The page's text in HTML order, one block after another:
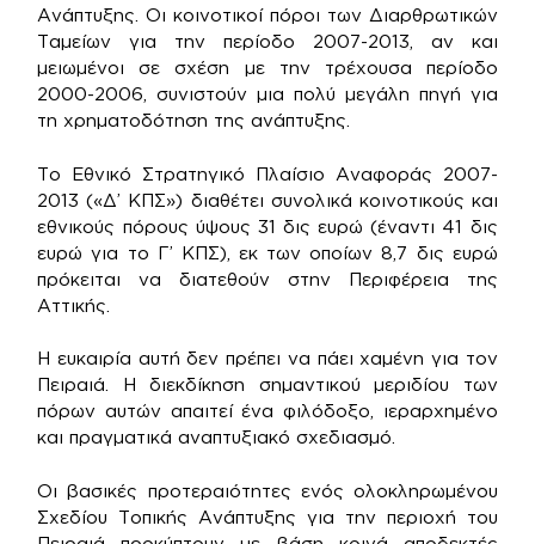
Ανάπτυξης. Οι κοινοτικοί πόροι των Διαρθρωτικών
Ταμείων για την περίοδο 2007-2013, αν και
μειωμένοι σε σχέση με την τρέχουσα περίοδο
2000-2006, συνιστούν μια πολύ μεγάλη πηγή για
τη χρηματοδότηση της ανάπτυξης.
Το Εθνικό Στρατηγικό Πλαίσιο Αναφοράς 2007-
2013 («Δ’ ΚΠΣ») διαθέτει συνολικά κοινοτικούς και
εθνικούς πόρους ύψους 31 δις ευρώ (έναντι 41 δις
ευρώ για το Γ’ ΚΠΣ), εκ των οποίων 8,7 δις ευρώ
πρόκειται να διατεθούν στην Περιφέρεια της
Αττικής.
Η ευκαιρία αυτή δεν πρέπει να πάει χαμένη για τον
Πειραιά. Η διεκδίκηση σημαντικού μεριδίου των
πόρων αυτών απαιτεί ένα φιλόδοξο, ιεραρχημένο
και πραγματικά αναπτυξιακό σχεδιασμό.
Οι βασικές προτεραιότητες ενός ολοκληρωμένου
Σχεδίου Τοπικής Ανάπτυξης για την περιοχή του